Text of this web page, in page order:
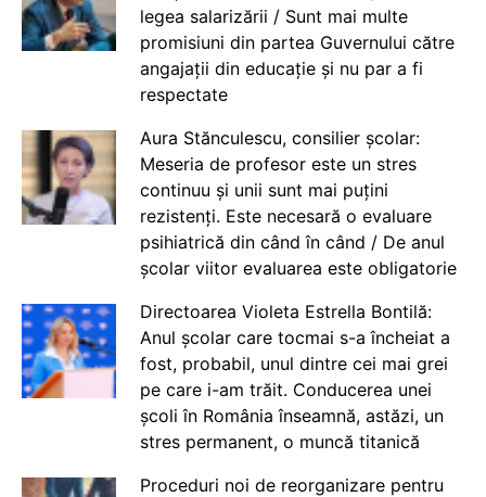
legea salarizării / Sunt mai multe
promisiuni din partea Guvernului către
angajații din educație și nu par a fi
respectate
Aura Stănculescu, consilier școlar:
Meseria de profesor este un stres
continuu și unii sunt mai puțini
rezistenți. Este necesară o evaluare
psihiatrică din când în când / De anul
școlar viitor evaluarea este obligatorie
Directoarea Violeta Estrella Bontilă:
Anul școlar care tocmai s-a încheiat a
fost, probabil, unul dintre cei mai grei
pe care i-am trăit. Conducerea unei
școli în România înseamnă, astăzi, un
stres permanent, o muncă titanică
Proceduri noi de reorganizare pentru